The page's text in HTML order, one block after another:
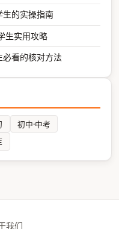
生的实操指南
生实用攻略
必看的核对方法
初中·中考
我们